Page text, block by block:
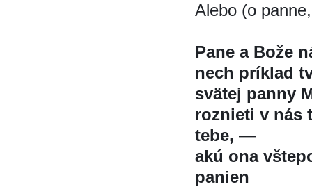
Alebo (o
Pane a Bože
nech príklad
svätej panny
roznieti v nás
tebe, —
akú ona
panien